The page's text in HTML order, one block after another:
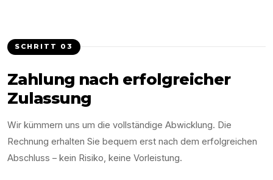
SCHRITT 03
Zahlung nach erfolgreicher
Zulassung
Wir kümmern uns um die vollständige Abwicklung. Die
Rechnung erhalten Sie bequem erst nach dem erfolgreichen
Abschluss – kein Risiko, keine Vorleistung.